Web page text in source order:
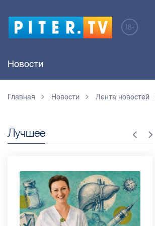
Новости
Главная Новости Лента новостей
Лучшее